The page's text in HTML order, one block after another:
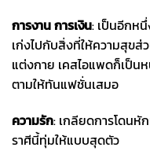
การงาน การเงิน: เป็นอีกหนึ่
เก่งไปกับสิ่งที่ให้ความสุขส่
แต่งกาย เคสไอแพดก็เป็
ตามให้ทันแฟชั่นเสมอ
ความรัก: เกลียดการโดนหั
ราศีนี้ทุ่มให้แบบสุดตัว